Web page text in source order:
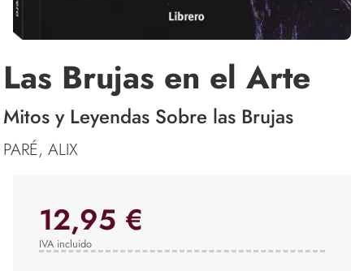
Las Brujas en el Arte
Mitos y Leyendas Sobre las Brujas
PARÉ, ALIX
12,95 €
IVA incluido